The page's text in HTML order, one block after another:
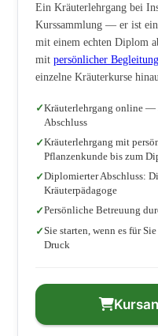
Ein Kräuterlehrgang bei
Kurssammlung — er ist
mit einem echten Diplom
mit persönlicher Begleitung
einzelne Kräuterkurse
Kräuterlehrgang online
Abschluss
Kräuterlehrgang mit
Pflanzenkunde bis zum
Diplomierter Abschluss:
Kräuterpädagoge
Persönliche Betreuung
Sie starten, wenn es für
Druck